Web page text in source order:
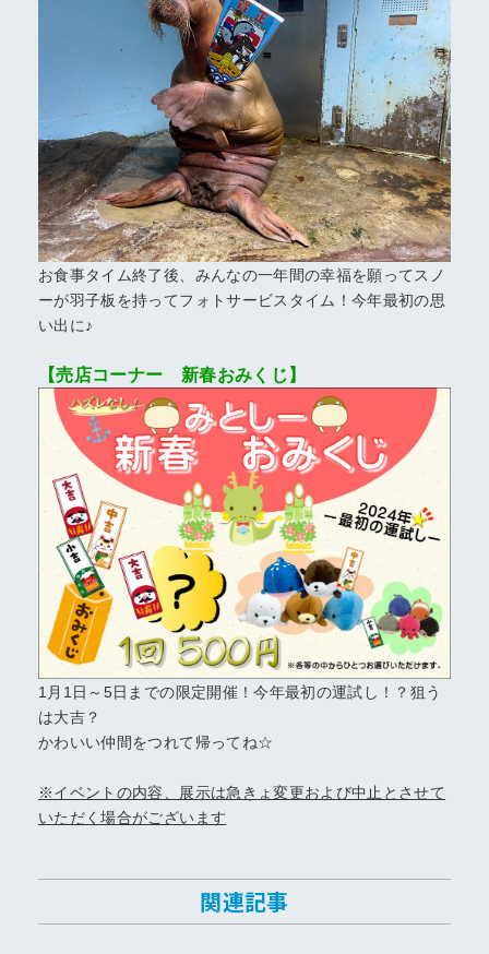
お食事タイム終了後、みんなの一年間の幸福を願ってスノ
ーが羽子板を持ってフォトサービスタイム！今年最初の思
い出に♪
【売店コーナー 新春おみくじ】
1月1日～5日までの限定開催！今年最初の運試し！？狙う
は大吉？
かわいい仲間をつれて帰ってね☆
※イベントの内容、展示は急きょ変更および中止とさせて
いただく場合がございます
関連記事